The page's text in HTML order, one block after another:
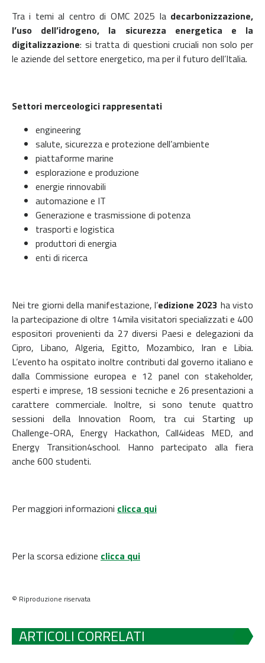
Tra i temi al centro di OMC 2025 la decarbonizzazione,
l’uso dell’idrogeno, la sicurezza energetica e la
digitalizzazione: si tratta di questioni cruciali non solo per
le aziende del settore energetico, ma per il futuro dell’Italia.
Settori merceologici rappresentati
engineering
salute, sicurezza e protezione dell’ambiente
piattaforme marine
esplorazione e produzione
energie rinnovabili
automazione e IT
Generazione e trasmissione di potenza
trasporti e logistica
produttori di energia
enti di ricerca
Nei tre giorni della manifestazione, l’edizione 2023 ha visto
la partecipazione di oltre 14mila visitatori specializzati e 400
espositori provenienti da 27 diversi Paesi e delegazioni da
Cipro, Libano, Algeria, Egitto, Mozambico, Iran e Libia.
L’evento ha ospitato inoltre contributi dal governo italiano e
dalla Commissione europea e 12 panel con stakeholder,
esperti e imprese, 18 sessioni tecniche e 26 presentazioni a
carattere commerciale. Inoltre, si sono tenute quattro
sessioni della Innovation Room, tra cui Starting up
Challenge-ORA, Energy Hackathon, Call4ideas MED, and
Energy Transition4school. Hanno partecipato alla fiera
anche 600 studenti.
Per maggiori informazioni clicca qui
Per la scorsa edizione clicca qui
© Riproduzione riservata
ARTICOLI CORRELATI